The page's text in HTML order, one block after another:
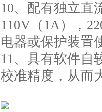
10、配有独立直
110V（1A），
电器或保护装置
11、具有软件自
校准精度，从而